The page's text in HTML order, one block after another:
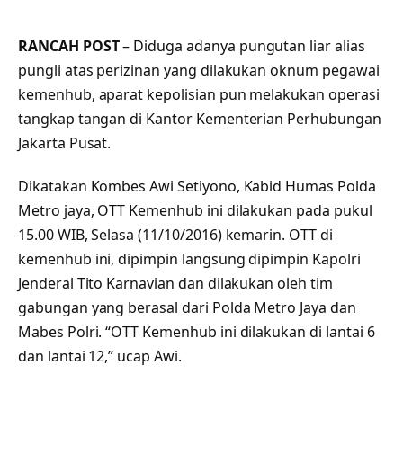
RANCAH POST– Diduga adanya pungutan liar alias
pungli atas perizinan yang dilakukan oknum pegawai
kemenhub, aparat kepolisian pun melakukan operasi
tangkap tangan di Kantor Kementerian Perhubungan
Jakarta Pusat.
Dikatakan Kombes Awi Setiyono, Kabid Humas Polda
Metro jaya, OTT Kemenhub ini dilakukan pada pukul
15.00 WIB, Selasa (11/10/2016) kemarin. OTT di
kemenhub ini, dipimpin langsung dipimpin Kapolri
Jenderal Tito Karnavian dan dilakukan oleh tim
gabungan yang berasal dari Polda Metro Jaya dan
Mabes Polri. “OTT Kemenhub ini dilakukan di lantai 6
dan lantai 12,” ucap Awi.